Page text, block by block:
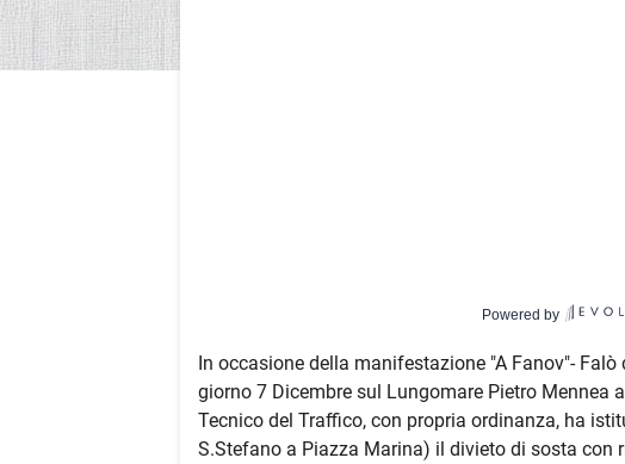
Powered by
In occasione della manifestazione "A Fanov"-
giorno 7 Dicembre sul Lungomare Pietro Mennea
Tecnico del Traffico, con propria ordinanza, ha
S.Stefano a Piazza Marina) il divieto di sosta con